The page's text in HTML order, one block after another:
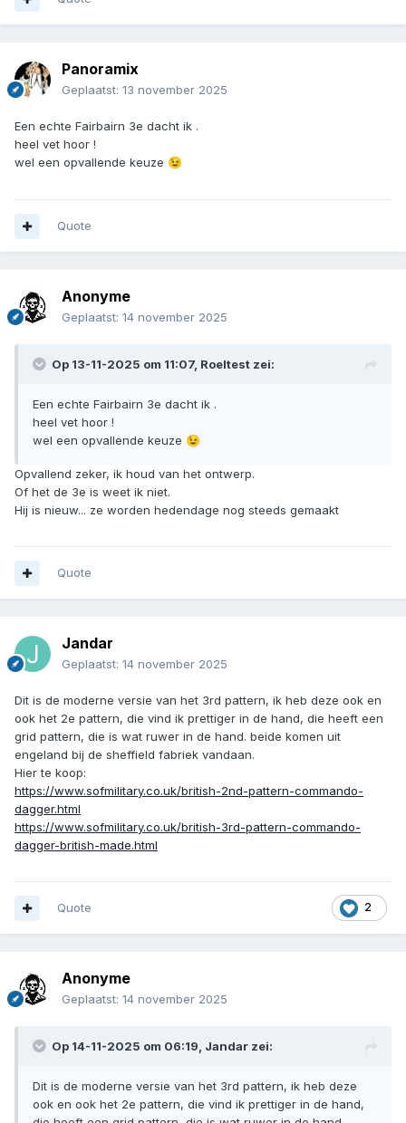
Panoramix
Geplaatst: 13 november 2025
Een echte Fairbairn 3e dacht ik .
heel vet hoor !
wel een opvallende keuze 😉
Quote
Anonyme
Geplaatst: 14 november 2025
Op 13-11-2025 om 11:07, Roeltest zei:
Een echte Fairbairn 3e dacht ik .
heel vet hoor !
wel een opvallende keuze 😉
Opvallend zeker, ik houd van het ontwerp.
Of het de 3e is weet ik niet.
Hij is nieuw... ze worden hedendage nog steeds gemaakt
Quote
Jandar
Geplaatst: 14 november 2025
Dit is de moderne versie van het 3rd pattern, ik heb deze ook en
ook het 2e pattern, die vind ik prettiger in de hand, die heeft een
grid pattern, die is wat ruwer in de hand. beide komen uit
engeland bij de sheffield fabriek vandaan.
Hier te koop:
https://www.sofmilitary.co.uk/british-2nd-pattern-commando-
dagger.html
https://www.sofmilitary.co.uk/british-3rd-pattern-commando-
dagger-british-made.html
2
Quote
Anonyme
Geplaatst: 14 november 2025
Op 14-11-2025 om 06:19, Jandar zei:
Dit is de moderne versie van het 3rd pattern, ik heb deze
ook en ook het 2e pattern, die vind ik prettiger in de hand,